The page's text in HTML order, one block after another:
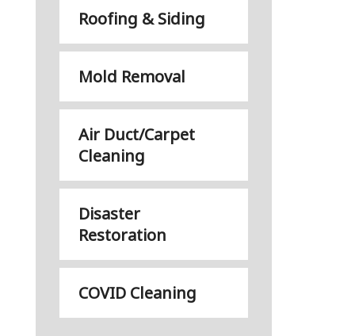
Roofing & Siding
Mold Removal
Air Duct/Carpet
Cleaning
Disaster
Restoration
COVID Cleaning